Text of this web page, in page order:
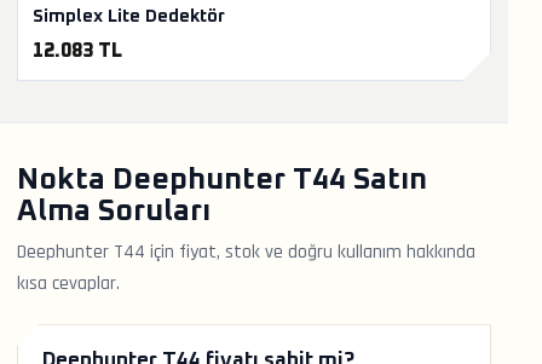
Simplex Lite Dedektör
12.083 TL
Nokta Deephunter T44 Satın
Alma Soruları
Deephunter T44 için fiyat, stok ve doğru kullanım hakkında
kısa cevaplar.